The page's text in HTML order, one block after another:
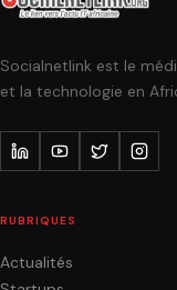
Socialnetlink est le
et la technologie en
RUBRIQUES
Actualités